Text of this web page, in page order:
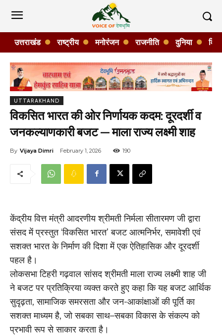
उत्तराखंड राष्ट्रीय मनोरंजन राजनीति दुनिया
UTTARAKHAND
विकसित भारत की ओर निर्णायक कदम: दूरदर्शी व
जनकल्याणकारी बजट — माला राज्य लक्ष्मी शाह
By Vijaya Dimri February 1, 2026 190
केंद्रीय वित्त मंत्री आदरणीय श्रीमती निर्मला सीतारमण जी द्वारा
संसद में प्रस्तुत ‘विकसित भारत’ बजट आत्मनिर्भर, समावेशी एवं
सशक्त भारत के निर्माण की दिशा में एक ऐतिहासिक और दूरदर्शी
पहल है।
लोकसभा टिहरी गढ़वाल सांसद श्रीमती माला राज्य लक्ष्मी शाह जी
ने बजट पर प्रतिक्रिया व्यक्त करते हुए कहा कि यह बजट आर्थिक
सुदृढ़ता, सामाजिक समरसता और जन-आकांक्षाओं की पूर्ति का
सशक्त माध्यम है, जो सबका साथ–सबका विकास के संकल्प को
प्रभावी रूप से साकार करता है।